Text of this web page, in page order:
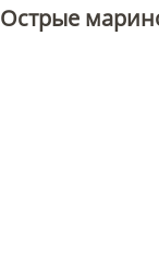
Острые